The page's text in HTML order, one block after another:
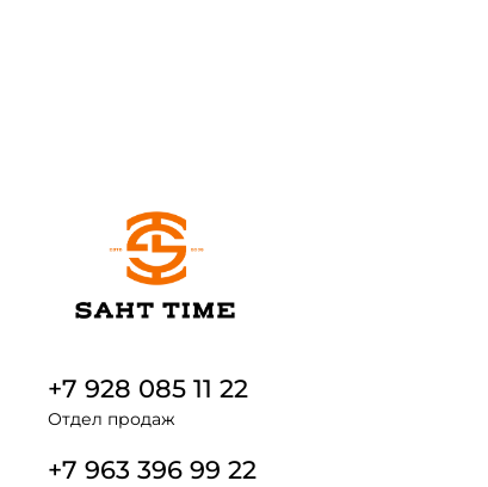
+7 928 085 11 22
Отдел продаж
+7 963 396 99 22